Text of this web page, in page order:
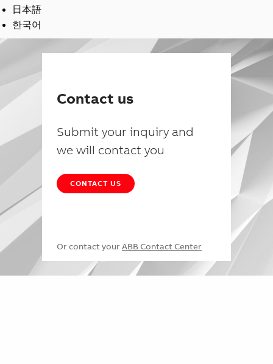
日本語
한국어
Contact us
Submit your inquiry and
we will contact you
CONTACT US
Or contact your ABB Contact Center